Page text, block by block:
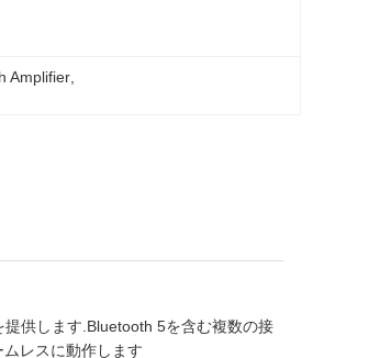
Amplifier
供します.Bluetooth 5を含む複数の接
レスに動作します